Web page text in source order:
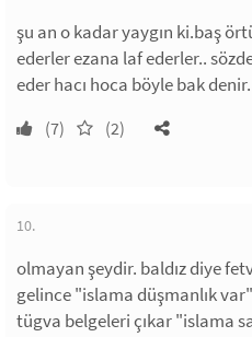
şu an o kadar yaygın ki.baş
ederler ezana laf ederler..
eder hacı hoca böyle bak denir.
(7) (2)
10.
olmayan şeydir. baldız diye
gelince "islama düşmanlık
tügva belgeleri çıkar "islama